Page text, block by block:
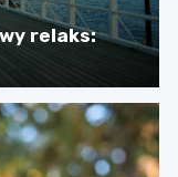
relaks: